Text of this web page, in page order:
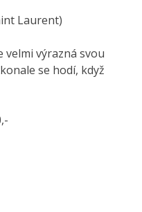
Laurent)
velmi výrazná svou
se hodí, když